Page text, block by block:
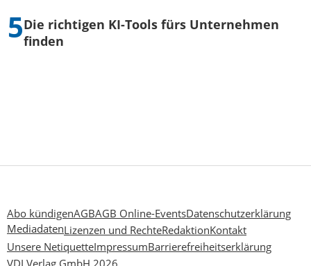
Die richtigen KI-Tools fürs Unternehmen
finden
Abo kündigenAGBAGB Online-EventsDatenschutzerklärung
MediadatenLizenzen und RechteRedaktionKontakt
Unsere NetiquetteImpressumBarrierefreiheitserklärung